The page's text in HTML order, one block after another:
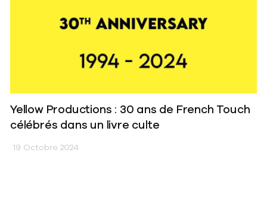
Yellow Productions : 30 ans de French Touch
célébrés dans un livre culte
19 Octobre 2024